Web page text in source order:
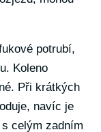
potrubí,
Koleno
Při krátkých
navíc je
celým zadním